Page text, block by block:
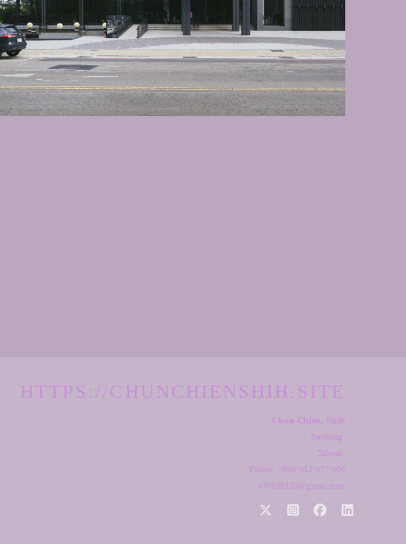
HTTPS://CHUNCHIENSHIH.SITE
Chun-Chien, Shih
Taichung
Taiwan
Phone: +886 912 077 006
s99108135@gmail.com